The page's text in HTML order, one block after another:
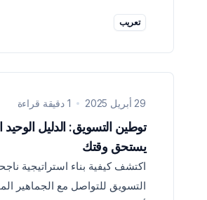
تعريب
29 أبريل 2025 1 دقيقة قراءة
توطين التسويق: الدليل الوحيد الذي
يستحق وقتك
اكتشف كيفية بناء استراتيجية
التسويق للتواصل مع الجماهير